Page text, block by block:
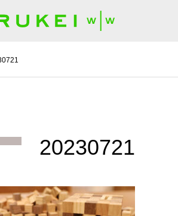
20230721